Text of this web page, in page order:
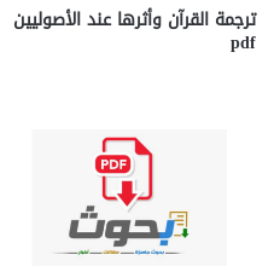
ترجمة القرآن وأثرها عند الأصوليين
pdf